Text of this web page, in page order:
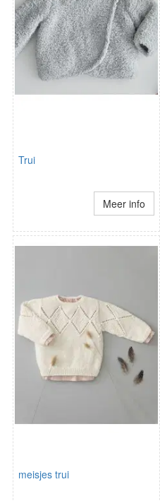
Trui
Meer info
meisjes trui